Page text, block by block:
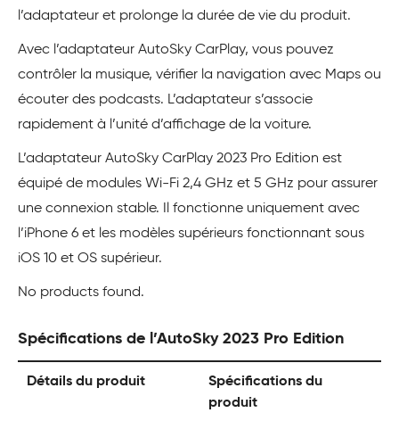
l’adaptateur et prolonge la durée de vie du produit.
Avec l’adaptateur AutoSky CarPlay, vous pouvez
contrôler la musique, vérifier la navigation avec Maps ou
écouter des podcasts. L’adaptateur s’associe
rapidement à l’unité d’affichage de la voiture.
L’adaptateur AutoSky CarPlay 2023 Pro Edition est
équipé de modules Wi-Fi 2,4 GHz et 5 GHz pour assurer
une connexion stable. Il fonctionne uniquement avec
l’iPhone 6 et les modèles supérieurs fonctionnant sous
iOS 10 et OS supérieur.
No products found.
Spécifications de l’AutoSky 2023 Pro Edition
Détails du produit
Spécifications du
produit